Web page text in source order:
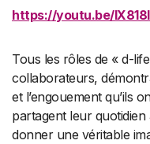
https://youtu.be/
Tous les rôles de « d-
collaborateurs,
et l’engouement qu’ils
partagent leur
donner une véritable